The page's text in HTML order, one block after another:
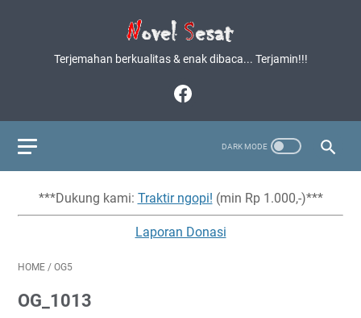
Terjemahan berkualitas & enak dibaca... Terjamin!!!
***Dukung kami: Traktir ngopi! (min Rp 1.000,-)***
Laporan Donasi
HOME / OG5
OG_1013